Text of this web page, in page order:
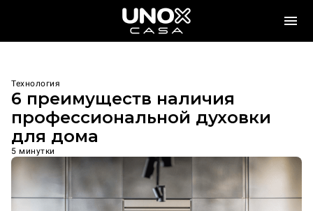
Технология
6 преимуществ наличия
профессиональной духовки
для дома
5 минутки